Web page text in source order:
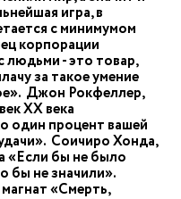
игра, в
с минимумом
корпорации
- это товар,
за такое умение
Джон Рокфеллер,
ХХ века
один процент вашей
Соичиро Хонда,
«Если бы не было
бы не значили».
«Смерть,